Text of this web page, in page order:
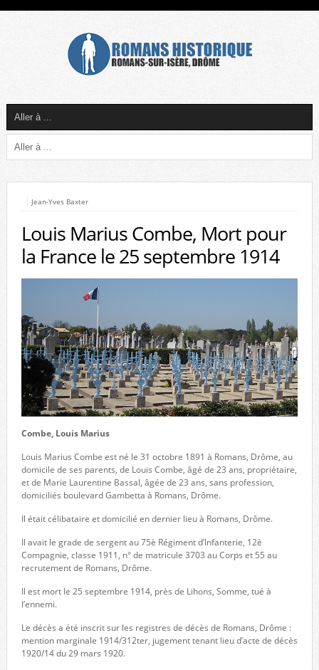
Jean-Yves Baxter
Louis Marius Combe, Mort pour
la France le 25 septembre 1914
Combe, Louis Marius
Louis Marius Combe est né le 31 octobre 1891 à Romans, Drôme, au
domicile de ses parents, de Louis Combe, âgé de 23 ans, propriétaire,
et de Marie Laurentine Bassal, âgée de 23 ans, sans profession,
domiciliés boulevard Gambetta à Romans, Drôme.
Il était célibataire et domicilié en dernier lieu à Romans, Drôme.
Il avait le grade de sergent au 75è Régiment d’Infanterie, 12è
Compagnie, classe 1911, n° de matricule 3703 au Corps et 55 au
recrutement de Romans, Drôme.
Il est mort le 25 septembre 1914, près de Lihons, Somme, tué à
l’ennemi.
Le décès a été inscrit sur les registres de décès de Romans, Drôme :
mention marginale 1914/312ter, jugement tenant lieu d’acte de décès
1920/14 du 29 mars 1920.